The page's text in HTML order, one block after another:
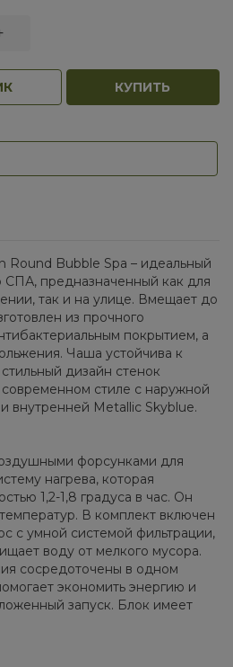
КУПИТЬ
Round Bubble Spa – идеальный
предназначенный как для
так и на улице. Вмещает до
из прочного
покрытием, а
Чаша устойчива к
дизайн стенок
стиле с наружной
внутренней Metallic Skyblue.
форсунками для
нагрева, которая
1,2-1,8 градуса в час. Он
В комплект включен
с умной системой фильтрации,
воду от мелкого мусора.
сосредоточены в одном
экономить энергию и
запуск. Блок имеет